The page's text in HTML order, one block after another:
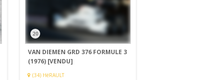
20
VAN DIEMEN GRD 376 FORMULE 3
(1976) [VENDU]
(34) HéRAULT